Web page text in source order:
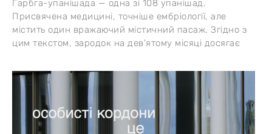
Гарбга-упанішада — одна зі 108 упанішад.
Присвячена медицині, точніше ембріології, але
містить один вражаючий містичний пасаж. Згідно з
цим текстом, зародок на дев’ятому місяці досягає